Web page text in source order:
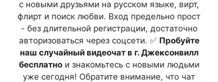
с новыми друзьями на русском языке, вирт,
флирт и поиск любви. Вход предельно прост
- без длительной регистрации, достаточно
авторизоваться через соцсети. ✅ Пробуйте
наш случайный видеочат в г. Джексонвилл
бесплатнои знакомьтесь с новыми людьми
уже сегодня! Обратите внимание, что чат